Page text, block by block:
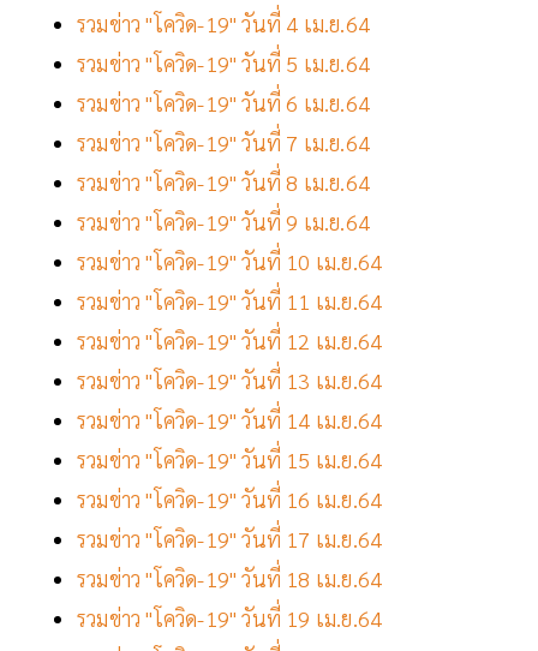
รวมข่าว "โควิด-19" วันที่ 4 เม.ย.64
รวมข่าว "โควิด-19" วันที่ 5 เม.ย.64
รวมข่าว "โควิด-19" วันที่ 6 เม.ย.64
รวมข่าว "โควิด-19" วันที่ 7 เม.ย.64
รวมข่าว "โควิด-19" วันที่ 8 เม.ย.64
รวมข่าว "โควิด-19" วันที่ 9 เม.ย.64
รวมข่าว "โควิด-19" วันที่ 10 เม.ย.64
รวมข่าว "โควิด-19" วันที่ 11 เม.ย.64
รวมข่าว "โควิด-19" วันที่ 12 เม.ย.64
รวมข่าว "โควิด-19" วันที่ 13 เม.ย.64
รวมข่าว "โควิด-19" วันที่ 14 เม.ย.64
รวมข่าว "โควิด-19" วันที่ 15 เม.ย.64
รวมข่าว "โควิด-19" วันที่ 16 เม.ย.64
รวมข่าว "โควิด-19" วันที่ 17 เม.ย.64
รวมข่าว "โควิด-19" วันที่ 18 เม.ย.64
รวมข่าว "โควิด-19" วันที่ 19 เม.ย.64